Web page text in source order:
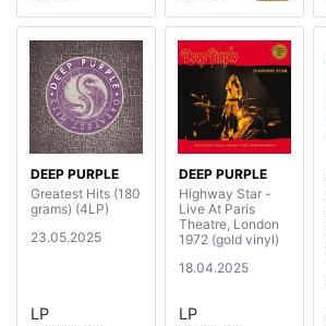
DEEP PURPLE
Greatest Hits (180
grams) (4LP)
23.05.2025
LP
DEEP PURPLE
Highway Star -
Live At Paris
Theatre, London
1972 (gold vinyl)
18.04.2025
LP